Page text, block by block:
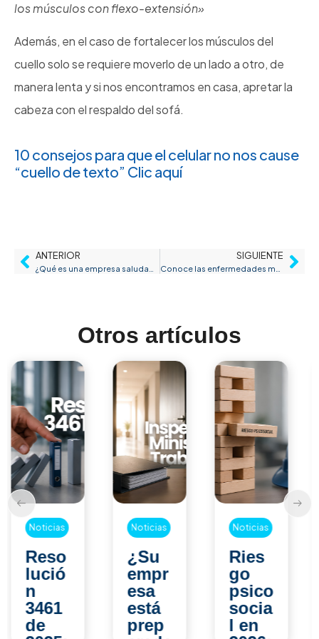
los músculos con flexo-extensión»
Además, en el caso de fortalecer los músculos del
cuello solo se requiere moverlo de un lado a otro, de
manera lenta y si nos encontramos en casa, apretar la
cabeza con el respaldo del sofá.
10 consejos para que el celular no nos cause
“cuello de texto” Clic aquí
ANTERIOR SIGUIENTE
Otros artículos
Noticias
¿Su
empr
está
prep
Noticias
Ries
go
psico
socia
l en
Noticias
Reso
lució
n
1843
de